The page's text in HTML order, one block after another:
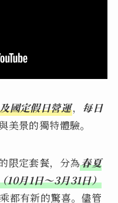
國定假日營運， 每日
美景的獨特體驗。
限定套餐，分為春夏
10月1日～3月31日）
都有新的驚喜。儘管